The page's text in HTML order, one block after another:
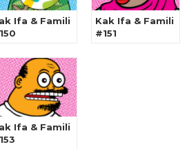
Ifa & Famili
Kak Ifa & Famili
#151
Ifa & Famili